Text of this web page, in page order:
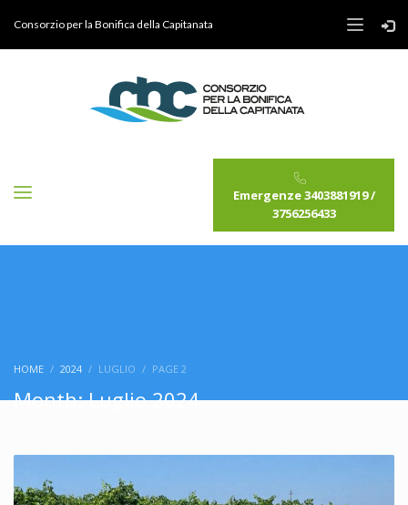
Consorzio per la Bonifica della Capitanata
Emergenze 3403881919 /
3756256433
HOME 2024 LUGLIO PAGE 2
Month: Luglio 2024